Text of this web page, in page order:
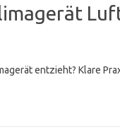
entzieht? Klare